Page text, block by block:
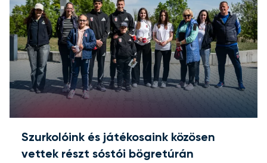
Szurkolóink és játékosaink közösen
vettek részt sóstói bögretúrán